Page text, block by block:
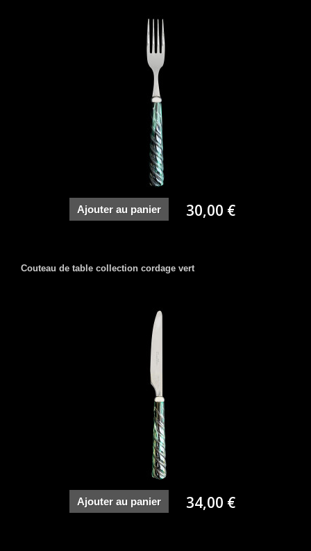
Ajouter au panier 30,00 €
Couteau de table collection cordage vert
Ajouter au panier 34,00 €